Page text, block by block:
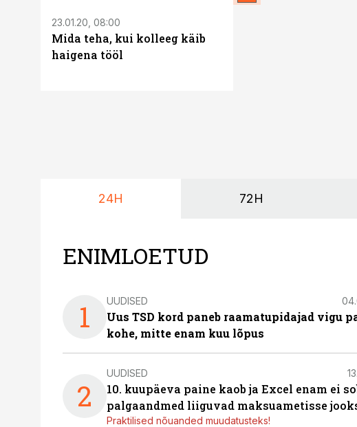
23.01.20, 08:00
Mida teha, kui kolleeg käib
haigena tööl
24H 72H
ENIMLOETUD
1 UUDISED
Uus TSD kord paneb raamatupidajad vigu
kohe, mitte enam kuu lõpus
2
UUDISED
10. kuupäeva paine kaob ja Excel enam ei
palgaandmed liiguvad maksuametisse
Praktilised nõuanded muudatusteks!